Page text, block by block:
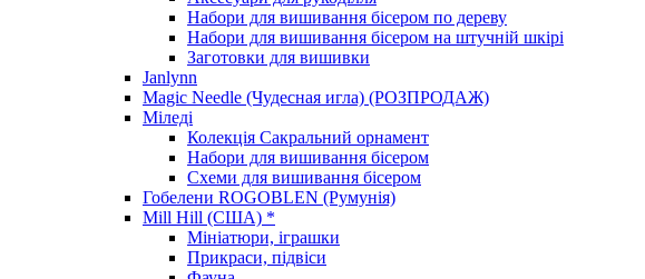
Набори для вишивання бісером по дереву
Набори для вишивання бісером на штучній шкірі
Заготовки для вишивки
Janlynn
Magic Needle (Чудесная игла) (РОЗПРОДАЖ)
Міледі
Колекція Сакральний орнамент
Набори для вишивання бісером
Схеми для вишивання бісером
Гобелени ROGOBLEN (Румунія)
Mill Hill (США) *
Мініатюри, іграшки
Прикраси, підвіси